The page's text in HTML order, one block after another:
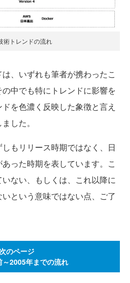
術トレンドの流れ
、いずれも筆者が携わったこ
中でも特にトレンドに影響を
を色濃く反映した象徴と言え
した。
もリリース時期ではなく、日
った時期を表しています。こ
ない、もしくは、これ以降に
という意味ではない点、ご了
のページ
2005年までの流れ